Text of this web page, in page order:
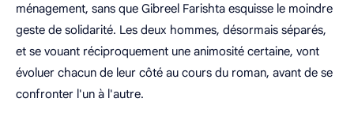
ménagement, sans que Gibreel Farishta esquisse le moindre
geste de solidarité. Les deux hommes, désormais séparés,
et se vouant réciproquement une animosité certaine, vont
évoluer chacun de leur côté au cours du roman, avant de se
confronter l'un à l'autre.